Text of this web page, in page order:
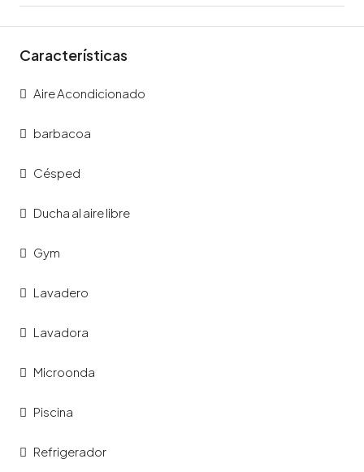
Características
Aire Acondicionado
barbacoa
Césped
Ducha al aire libre
Gym
Lavadero
Lavadora
Microonda
Piscina
Refrigerador